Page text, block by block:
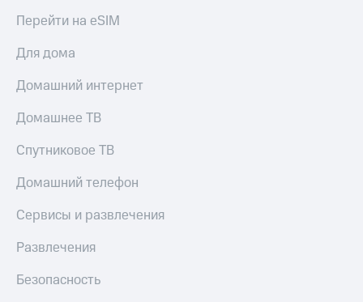
Перейти на eSIM
Для дома
Домашний интернет
Домашнее ТВ
Спутниковое ТВ
Домашний телефон
Сервисы и развлечения
Развлечения
Безопасность